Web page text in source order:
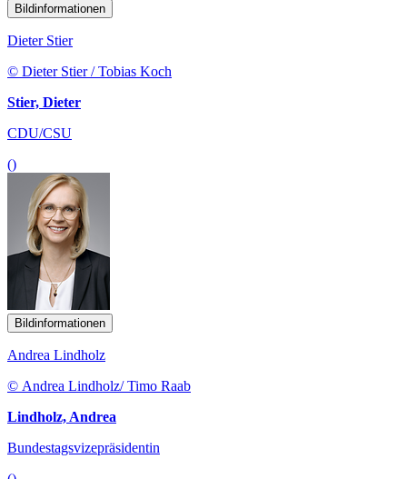
Bildinformationen
Dieter Stier
© Dieter Stier / Tobias Koch
Stier, Dieter
CDU/CSU
()
Bildinformationen
Andrea Lindholz
© Andrea Lindholz/ Timo Raab
Lindholz, Andrea
Bundestagsvizepräsidentin